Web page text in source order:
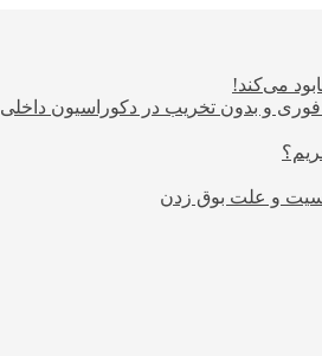
می‌کند!
فوری و بدون تخریب در دکوراسیون داخلی
و علت بوق زدن